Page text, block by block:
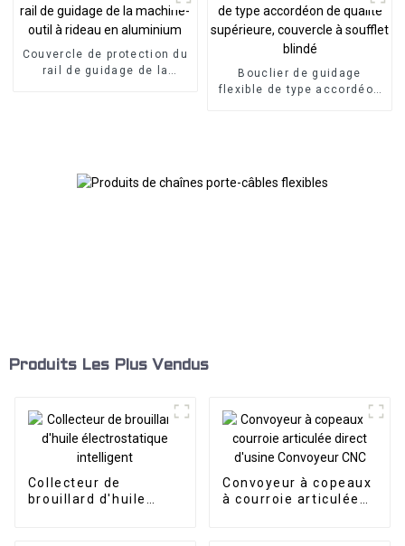
Couvercle de protection du
rail de guidage de la
Bouclier de guidage
flexible de type accordéon
Produits Les Plus Vendus
Collecteur de
brouillard d'huile
Convoyeur à copeaux
à courroie articulée